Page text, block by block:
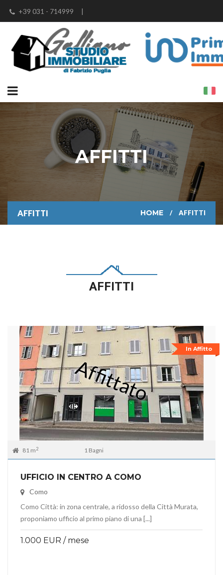
+39 031 - 714999 |
info@studioimmobiliaregalliano.it
fabrizio@studioimmobiliaregalliano.it |
AFFITTI
AFFITTI HOME AFFITTI
AFFITTI
In Affitto
81 m2 1 Bagni
UFFICIO IN CENTRO A COMO
Como
Como Città: in zona centrale, a ridosso della Città Murata,
proponiamo ufficio al primo piano di una [...]
1.000 EUR / mese